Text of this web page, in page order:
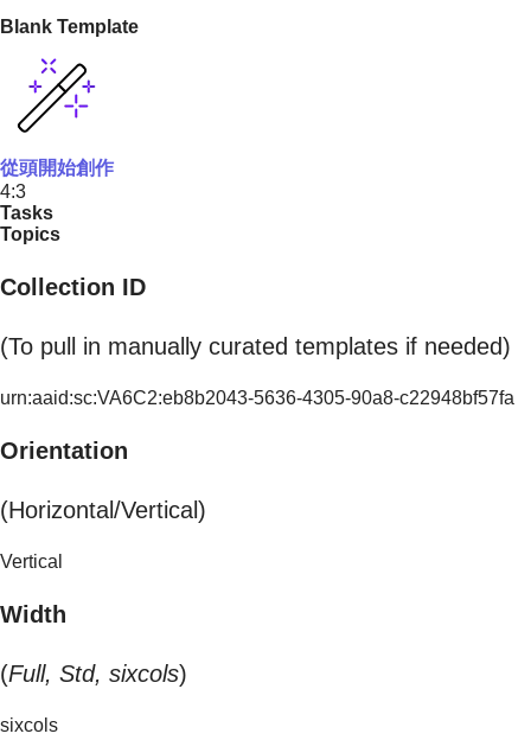
Blank Template
從頭開始創作
4:3
Tasks
Topics
Collection ID
(To pull in manually curated templates if needed)
urn:aaid:sc:VA6C2:eb8b2043-5636-4305-90a8-c22948bf57fa
Orientation
(Horizontal/Vertical)
Vertical
Width
(Full, Std, sixcols)
sixcols